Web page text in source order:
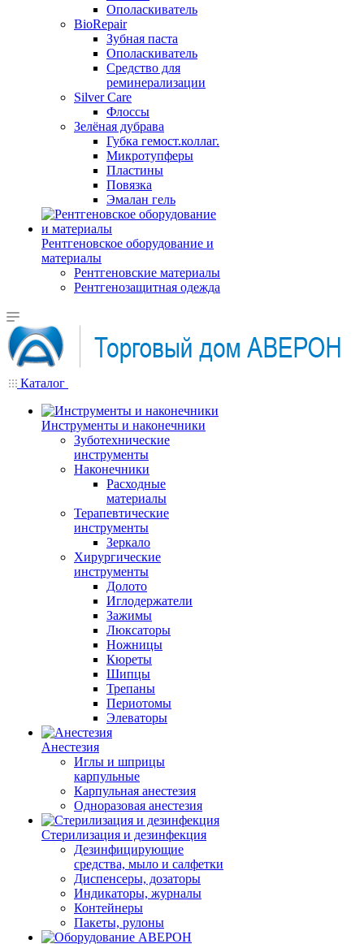
Ополаскиватель
BioRepair
Зубная паста
Ополаскиватель
Средство для
реминерализации
Silver Care
Флоссы
Зелёная дубрава
Губка гемост.коллаг.
Микротупферы
Пластины
Повязка
Эмалан гель
Рентгеновское оборудование и
материалы
Рентгеновские материалы
Рентгенозащитная одежда
Каталог
Инструменты и наконечники
Зуботехнические
инструменты
Наконечники
Расходные
материалы
Терапевтические
инструменты
Зеркало
Хирургические
инструменты
Долото
Иглодержатели
Зажимы
Люксаторы
Ножницы
Кюреты
Шипцы
Трепаны
Периотомы
Элеваторы
Анестезия
Иглы и шприцы
карпульные
Карпульная анестезия
Одноразовая анестезия
Стерилизация и дезинфекция
Дезинфицирующие
средства, мыло и салфетки
Диспенсеры, дозаторы
Индикаторы, журналы
Контейнеры
Пакеты, рулоны